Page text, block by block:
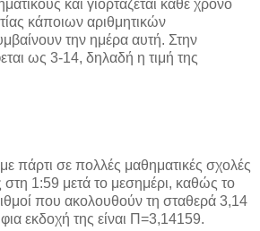
και γιορτάζεται κάθε χρόνο
κάποιων αριθμητικών
την ημέρα αυτή. Στην
ως 3-14, δηλαδή η τιμή της
πάρτι σε πολλές μαθηματικές σχολές
1:59 μετά το μεσημέρι, καθώς το
που ακολουθούν τη σταθερά 3,14
εκδοχή της είναι Π=3,14159.